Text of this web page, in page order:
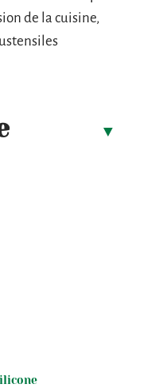
de la cuisine,